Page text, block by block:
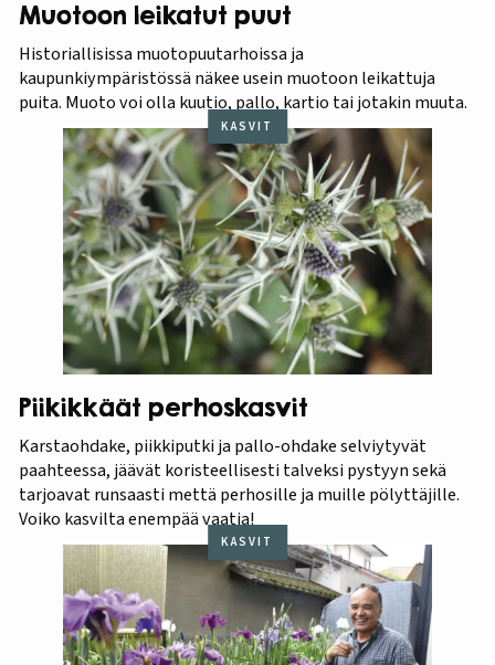
Muotoon leikatut puut
Historiallisissa muotopuutarhoissa ja
kaupunkiympäristössä näkee usein muotoon leikattuja
puita. Muoto voi olla kuutio, pallo, kartio tai jotakin muuta.
KASVIT
Piikikkäät perhoskasvit
Karstaohdake, piikkiputki ja pallo-ohdake selviytyvät
paahteessa, jäävät koristeellisesti talveksi pystyyn sekä
tarjoavat runsaasti mettä perhosille ja muille pölyttäjille.
Voiko kasvilta enempää vaatia!
KASVIT